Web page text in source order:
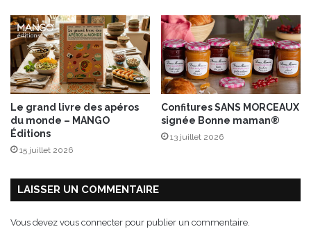
p
a
d
o
u
”
L
b
R
u
s
s
a
u
v
g
e
s
Le grand livre des apéros
du monde – MANGO
Éditions
15 juillet 2026
Confitures SANS MORCEAUX
signée Bonne maman®
13 juillet 2026
LAISSER UN COMMENTAIRE
Vous devez vous connecter pour publier un commentaire.